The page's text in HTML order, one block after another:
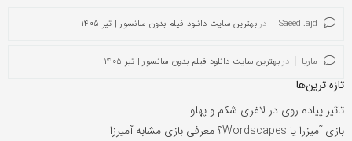
Saeed .ajd دربهترین سایت دانلود فیلم بدون سانسور | تیر ۱۴۰۵
ماریا دربهترین سایت دانلود فیلم بدون سانسور | تیر ۱۴۰۵
تازه ترین‌ها
تاثیر پیاده روی در لاغری شکم و پهلو
بازی آمیزرا یا Wordscapes؟ معرفی بازی مشابه آمیرزا